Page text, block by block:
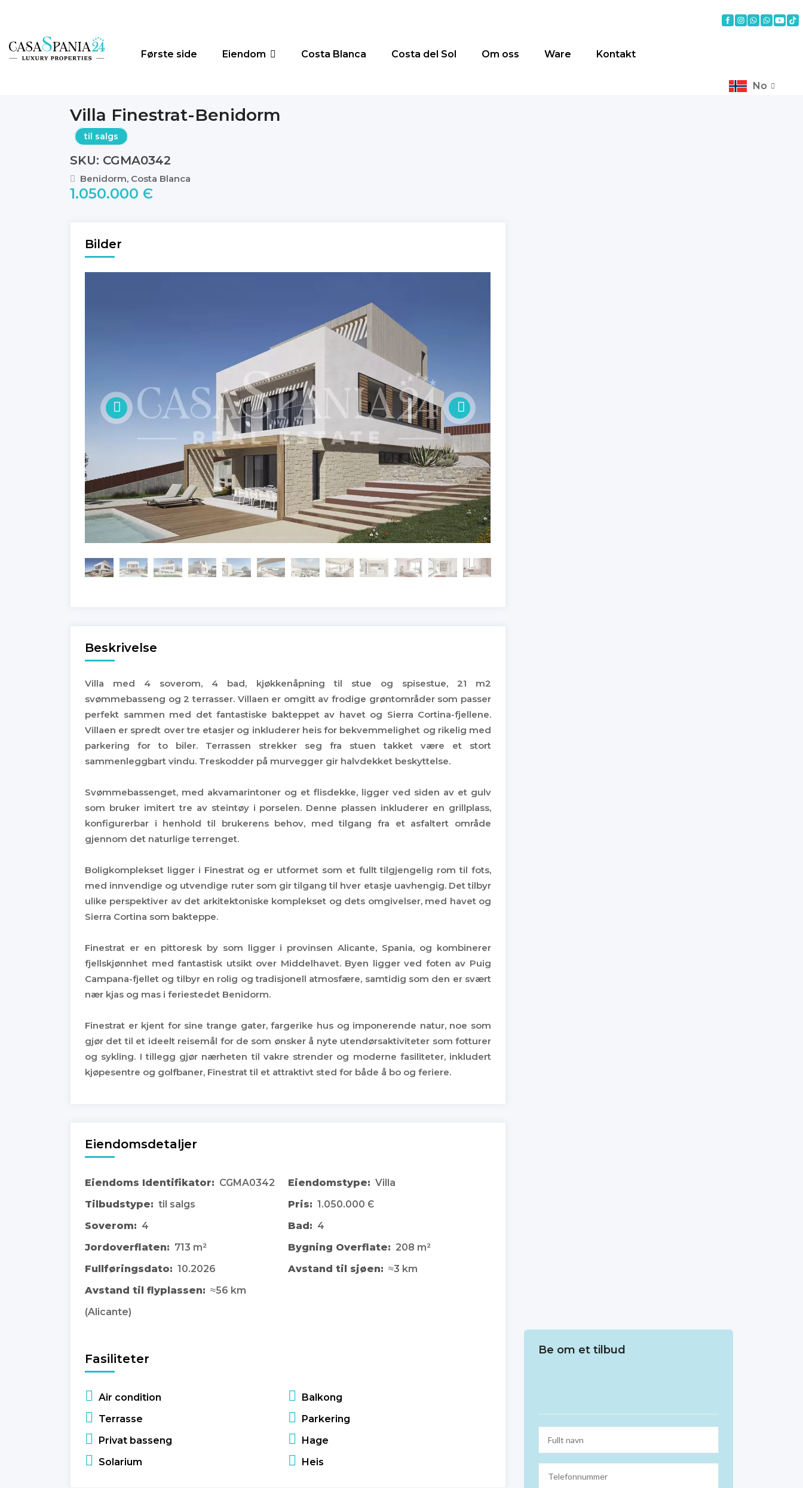
Første side Eiendom Costa Blanca Costa del Sol Om oss Ware Kontakt
No
Villa Finestrat-Benidorm
til salgs
SKU: CGMA0342
Benidorm, Costa Blanca
1.050.000 Є
Bilder
Beskrivelse
Villa med 4 soverom, 4 bad, kjøkkenåpning til stue og spisestue, 21 m2
svømmebasseng og 2 terrasser. Villaen er omgitt av frodige grøntområder som passer
perfekt sammen med det fantastiske bakteppet av havet og Sierra Cortina-fjellene.
Villaen er spredt over tre etasjer og inkluderer heis for bekvemmelighet og rikelig med
parkering for to biler. Terrassen strekker seg fra stuen takket være et stort
sammenleggbart vindu. Treskodder på murvegger gir halvdekket beskyttelse.
Svømmebassenget, med akvamarintoner og et flisdekke, ligger ved siden av et gulv
som bruker imitert tre av steintøy i porselen. Denne plassen inkluderer en grillplass,
konfigurerbar i henhold til brukerens behov, med tilgang fra et asfaltert område
gjennom det naturlige terrenget.
Boligkomplekset ligger i Finestrat og er utformet som et fullt tilgjengelig rom til fots,
med innvendige og utvendige ruter som gir tilgang til hver etasje uavhengig. Det tilbyr
ulike perspektiver av det arkitektoniske komplekset og dets omgivelser, med havet og
Sierra Cortina som bakteppe.
Finestrat er en pittoresk by som ligger i provinsen Alicante, Spania, og kombinerer
fjellskjønnhet med fantastisk utsikt over Middelhavet. Byen ligger ved foten av Puig
Campana-fjellet og tilbyr en rolig og tradisjonell atmosfære, samtidig som den er svært
nær kjas og mas i feriestedet Benidorm.
Finestrat er kjent for sine trange gater, fargerike hus og imponerende natur, noe som
gjør det til et ideelt reisemål for de som ønsker å nyte utendørsaktiviteter som fotturer
og sykling. I tillegg gjør nærheten til vakre strender og moderne fasiliteter, inkludert
kjøpesentre og golfbaner, Finestrat til et attraktivt sted for både å bo og feriere.
Eiendomsdetaljer
Eiendoms Identifikator: CGMA0342 Eiendomstype: Villa
Tilbudstype: til salgs Pris: 1.050.000 Є
Soverom: 4 Bad: 4
Jordoverflaten: 713 m² Bygning Overflate: 208 m²
Fullføringsdato: 10.2026 Avstand til sjøen: ≈3 km
Avstand til flyplassen: ≈56 km
(Alicante)
Fasiliteter
Air condition
Balkong
Terrasse
Parkering
Privat basseng
Hage
Solarium
Heis
Be om et tilbud